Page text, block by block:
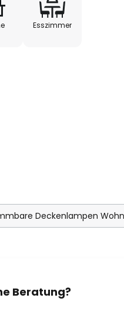
sie nahezu jeden Raum
Esszimmer
Deckenlampen
Beratung?